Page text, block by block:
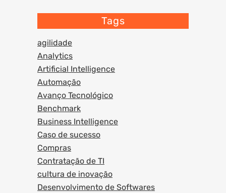
Tags
agilidade
Analytics
Artificial Intelligence
Automação
Avanço Tecnológico
Benchmark
Business Intelligence
Caso de sucesso
Compras
Contratação de TI
cultura de inovação
Desenvolvimento de Softwares